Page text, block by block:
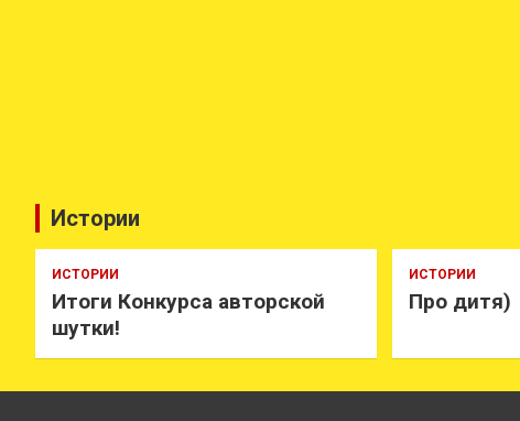
Истории
ИСТОРИИ
Итоги Конкурса авторской
шутки!
ИСТОРИИ
Про дитя)